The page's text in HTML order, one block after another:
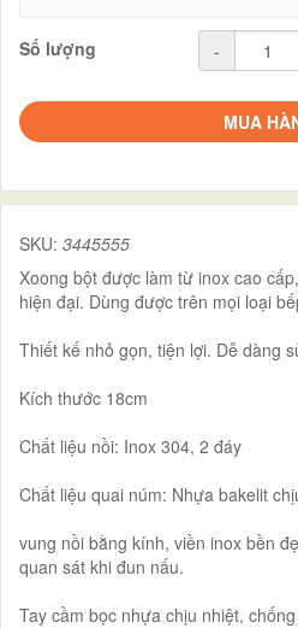
Số lượng -
MUA
SKU: 3445555
Xoong bột được làm từ inox cao
hiện đại. Dùng được trên mọi loại
Thiết kế nhỏ gọn, tiện lợi. Dễ dàng
Kích thước 18cm
Chất liệu nồi: Inox 304, 2 đáy
Chất liệu quai núm: Nhựa bakelit
vung nồi bằng kính, viền inox bền
quan sát khi đun nấu.
Tay cầm bọc nhựa chịu nhiệt,